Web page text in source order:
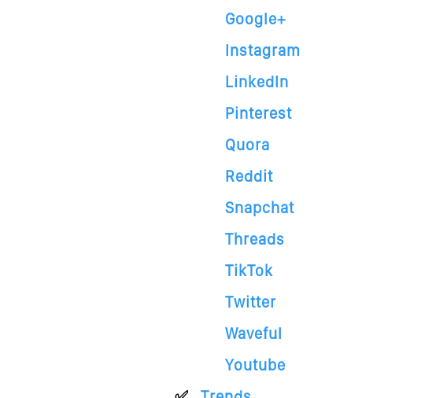
Google+
Instagram
LinkedIn
Pinterest
Quora
Reddit
Snapchat
Threads
TikTok
Twitter
Waveful
Youtube